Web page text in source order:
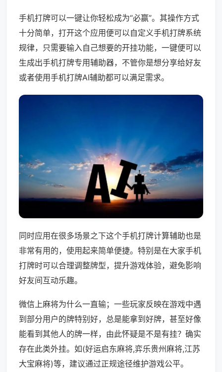
手机打牌可以一键让你轻松成为“必赢”。其操作方式
十分简单，打开这个应用便可以自定义手机打牌系统
规律，只需要输入自己想要的开挂功能，一键便可以
生成出手机打牌专用辅助器，不管你是想分享给好友
或者使用手机打牌AI辅助都可以满足需求。
同时应用在很多场景之下这个手机打牌计算辅助也是
非常有用的，使用起来简单便捷。特别是在大家手机
打牌时可以合理调整牌型，提升游戏体验，避免影响
好友间互动乐趣。
微信上麻将为什么一直输；一些玩家反映在游戏中遇
到部分用户的牌特别好，总是能拿到好牌，甚至好像
能看到其他人的牌一样，由此怀疑是不是有挂？确实
存在此类外挂。如(好运启东麻将,弈乐贵州麻将,江苏
大宝麻将)等，建议通过正规途径维护游戏公平。